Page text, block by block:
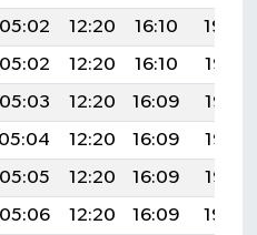
05:02 12:20 16:10
19:29
05:02 12:20 16:10
19:28
05:03 12:20 16:09
19:27
05:04 12:20 16:09
19:26
05:05 12:20 16:09
19:25
05:06 12:20 16:09
19:24